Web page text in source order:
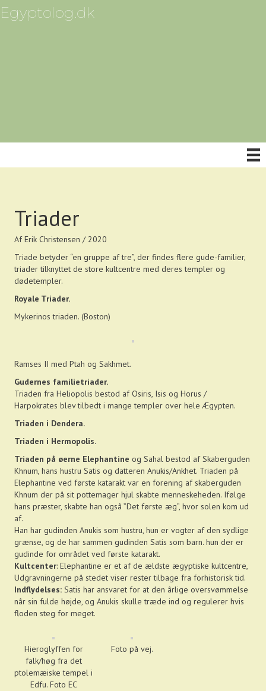
Egyptolog.dk
Triader
Af Erik Christensen / 2020
Triade betyder “en gruppe af tre”, der findes flere gude-familier,
triader tilknyttet de store kultcentre med deres templer og
dødetempler.
Royale Triader.
Mykerinos triaden. (Boston)
Ramses II med Ptah og Sakhmet.
Gudernes familietriader.
Triaden fra Heliopolis bestod af Osiris, Isis og Horus /
Harpokrates blev tilbedt i mange templer over hele Ægypten.
Triaden i Dendera.
Triaden i Hermopolis.
Triaden på øerne Elephantine og Sahal bestod af Skaberguden
Khnum, hans hustru Satis og datteren Anukis/Ankhet. Triaden på
Elephantine ved første katarakt var en forening af skaberguden
Khnum der på sit pottemager hjul skabte menneskeheden. Ifølge
hans præster, skabte han også ”Det første æg”, hvor solen kom ud
af.
Han har gudinden Anukis som hustru, hun er vogter af den sydlige
grænse, og de har sammen gudinden Satis som barn. hun der er
gudinde for området ved første katarakt.
Kultcenter: Elephantine er et af de ældste ægyptiske kultcentre,
Udgravningerne på stedet viser rester tilbage fra forhistorisk tid.
Indflydelses: Satis har ansvaret for at den årlige oversvømmelse
når sin fulde højde, og Anukis skulle træde ind og regulerer hvis
floden steg for meget.
Hieroglyffen for
falk/høg fra det
ptolemæiske tempel i
Edfu. Foto EC
Foto på vej.